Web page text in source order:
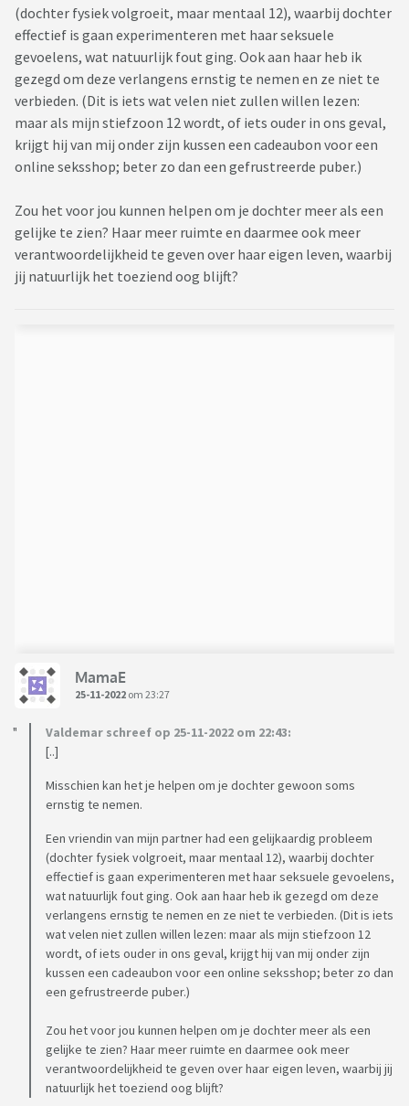
(dochter fysiek volgroeit, maar mentaal 12), waarbij dochter
effectief is gaan experimenteren met haar seksuele
gevoelens, wat natuurlijk fout ging. Ook aan haar heb ik
gezegd om deze verlangens ernstig te nemen en ze niet te
verbieden. (Dit is iets wat velen niet zullen willen lezen:
maar als mijn stiefzoon 12 wordt, of iets ouder in ons geval,
krijgt hij van mij onder zijn kussen een cadeaubon voor een
online seksshop; beter zo dan een gefrustreerde puber.)
Zou het voor jou kunnen helpen om je dochter meer als een
gelijke te zien? Haar meer ruimte en daarmee ook meer
verantwoordelijkheid te geven over haar eigen leven, waarbij
jij natuurlijk het toeziend oog blijft?
MamaE
25-11-2022 om 23:27
Valdemar schreef op 25-11-2022 om 22:43:
[..]
Misschien kan het je helpen om je dochter gewoon soms
ernstig te nemen.
Een vriendin van mijn partner had een gelijkaardig probleem
(dochter fysiek volgroeit, maar mentaal 12), waarbij dochter
effectief is gaan experimenteren met haar seksuele gevoelens,
wat natuurlijk fout ging. Ook aan haar heb ik gezegd om deze
verlangens ernstig te nemen en ze niet te verbieden. (Dit is iets
wat velen niet zullen willen lezen: maar als mijn stiefzoon 12
wordt, of iets ouder in ons geval, krijgt hij van mij onder zijn
kussen een cadeaubon voor een online seksshop; beter zo dan
een gefrustreerde puber.)
Zou het voor jou kunnen helpen om je dochter meer als een
gelijke te zien? Haar meer ruimte en daarmee ook meer
verantwoordelijkheid te geven over haar eigen leven, waarbij jij
natuurlijk het toeziend oog blijft?